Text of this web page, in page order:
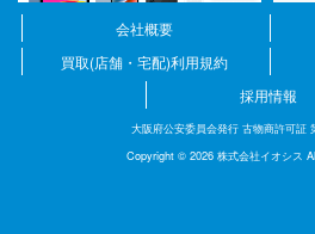
会社概要
買取(店舗・宅配)利用規約
採用情報
大阪府公安委員会発行 古物商許可証
Copyright © 2026 株式会社イオシス